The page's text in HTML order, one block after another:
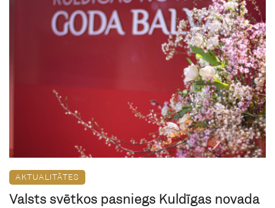
AKTUALITĀTES
Valsts svētkos pasniegs Kuldīgas novada